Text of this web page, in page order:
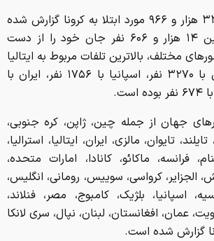
تاکنون بیش از ۳۳۳ هزار و ۹۶۶ مورد ابتلا به کرونا گزارش شده
است که در این بین ۱۴ هزار و ۶۰۶ نفر جان خود را از دست
مختلف، بالاترین تلفات مربوط به ایتالیا
با ۵۴۷۶ نفر، چین با ۳۲۷۰ نفر، اسپانیا با ۱۷۵۶ نفر، ایران با
جهان از جمله چین، ژاپن، کره جنوبی،
تایوان، مالزی، ایران، ایتالیا، استرالیا،
فرانسه، ماکائو، کانادا، امارات متحده،
الجزایر، کرواسی، سوییس، رومانی، انگلیس،
اسپانیا، بلژیک، کامبوج، مصر، فنلاند،
عمان، افغانستان، لبنان، نپال، سری لانکا
گزارش شده است.